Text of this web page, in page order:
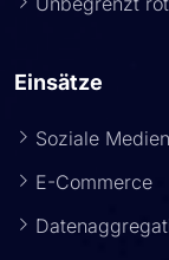
Unbegrenzt
Einsätze
Soziale Medien
E-Commerce